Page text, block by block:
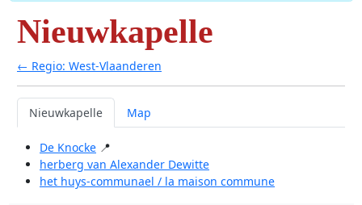
Nieuwkapelle
← Regio: West-Vlaanderen
Nieuwkapelle Map
De Knocke 📍
herberg van Alexander Dewitte
het huys-communael / la maison commune